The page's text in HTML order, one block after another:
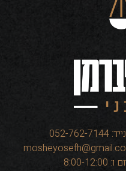
נייד: 052-762-7144